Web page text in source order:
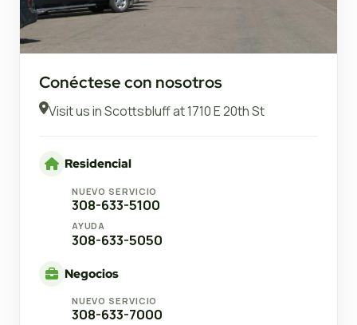
Conéctese con nosotros
Visit us in Scottsbluff at 1710 E 20th St
Residencial
NUEVO SERVICIO
308-633-5100
AYUDA
308-633-5050
Negocios
NUEVO SERVICIO
308-633-7000